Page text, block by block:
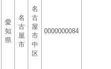
愛
知
県
名
古
屋
市
名
古
屋
市
中
区
0000000084